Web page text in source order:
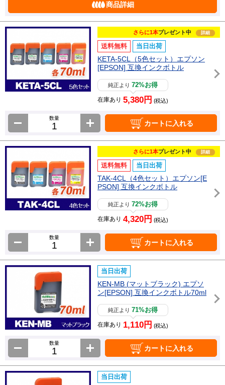
商品詳細
さらに1本プレゼント中 詳細
送料無料 当日出荷
KETA-5CL（5色セット）エプソン
[EPSON] 互換インクボトル
純正より72%お得
在庫あり 5,380円 (税込)
数量
カートに入れる
さらに1本プレゼント中 詳細
送料無料 当日出荷
TAK-4CL（4色セット）エプソン[E
PSON] 互換インクボトル
純正より72%お得
在庫あり 4,320円 (税込)
数量
カートに入れる
当日出荷
KEN-MB (マットブラック) エプソ
ン[EPSON] 互換インクボトル70ml
純正より71%お得
在庫あり 1,110円 (税込)
数量
カートに入れる
当日出荷